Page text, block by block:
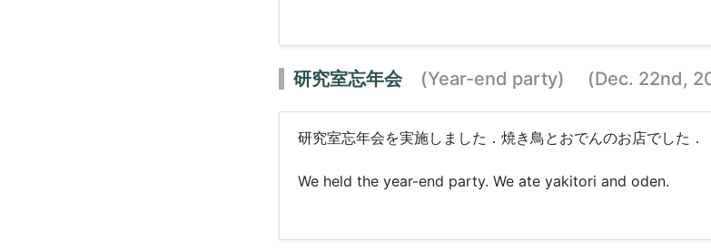
研究室忘年会(Year-end party) (Dec. 22nd,
研究室忘年会を実施しました．焼き鳥とおでんのお店でした．
We held the year-end party. We ate yakitori and oden.